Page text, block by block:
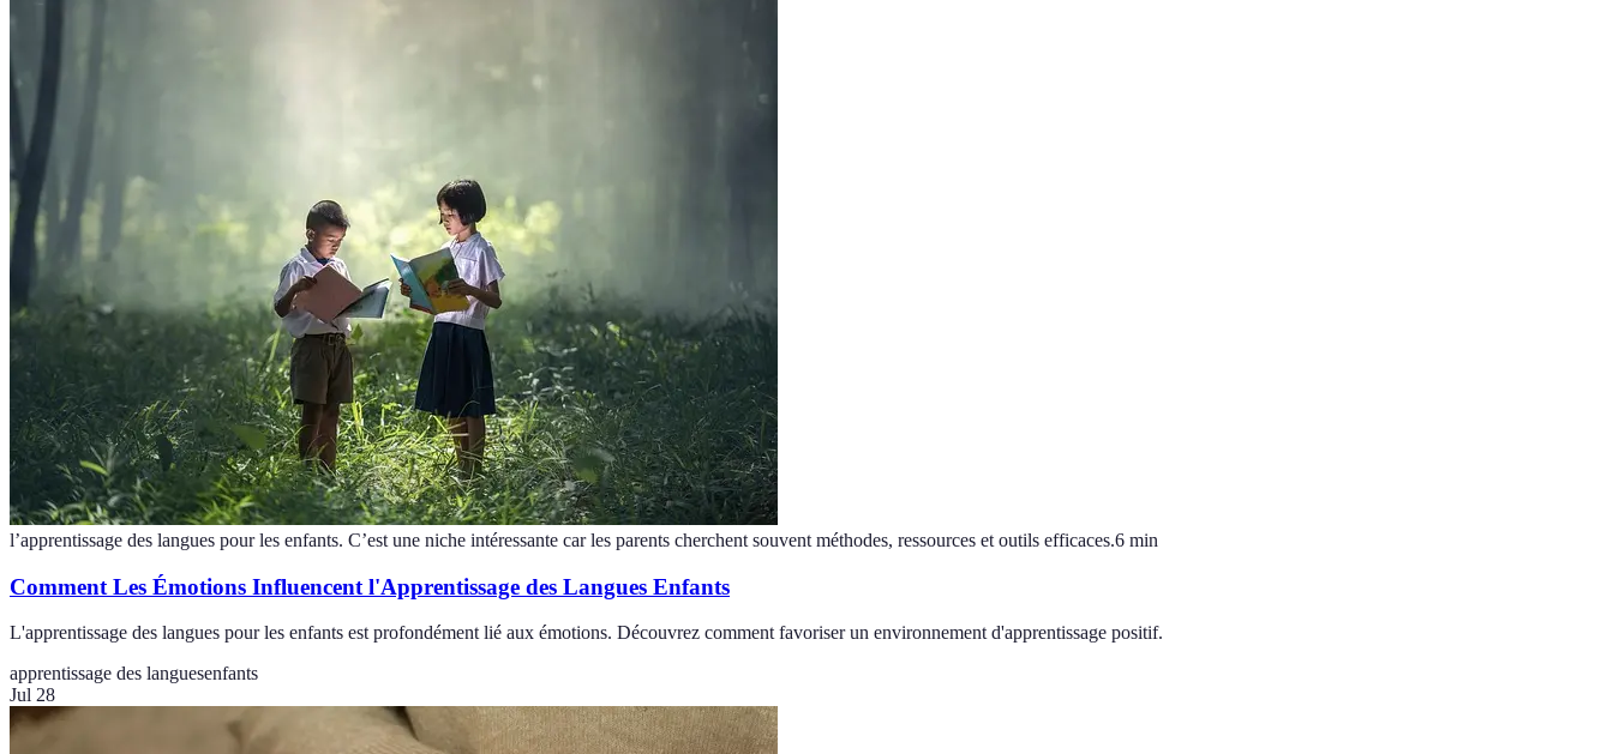
l’apprentissage des langues pour les enfants. C’est une niche intéressante car les parents cherchent souvent méthodes, ressources et outils efficaces.6 min
Comment Les Émotions Influencent l'Apprentissage des Langues Enfants
L'apprentissage des langues pour les enfants est profondément lié aux émotions. Découvrez comment favoriser un environnement d'apprentissage positif.
apprentissage des languesenfants
Jul 28